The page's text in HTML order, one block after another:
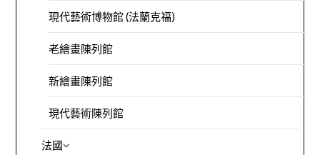
現代藝術博物館 (法蘭克福)
老繪畫陳列館
新繪畫陳列館
現代藝術陳列館
法國